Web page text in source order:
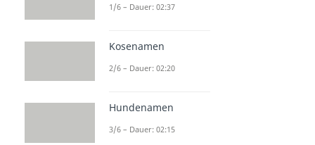
1/6 – Dauer: 02:37
Kosenamen
2/6 – Dauer: 02:20
Hundenamen
3/6 – Dauer: 02:15